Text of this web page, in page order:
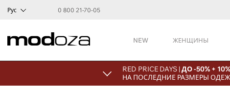
Рус 0 800 21-70-05
NEW ЖЕНЩИНЫ
RED PRICE DAYS |ДО -50% +
НА ПОСЛЕДНИЕ РАЗМЕРЫ